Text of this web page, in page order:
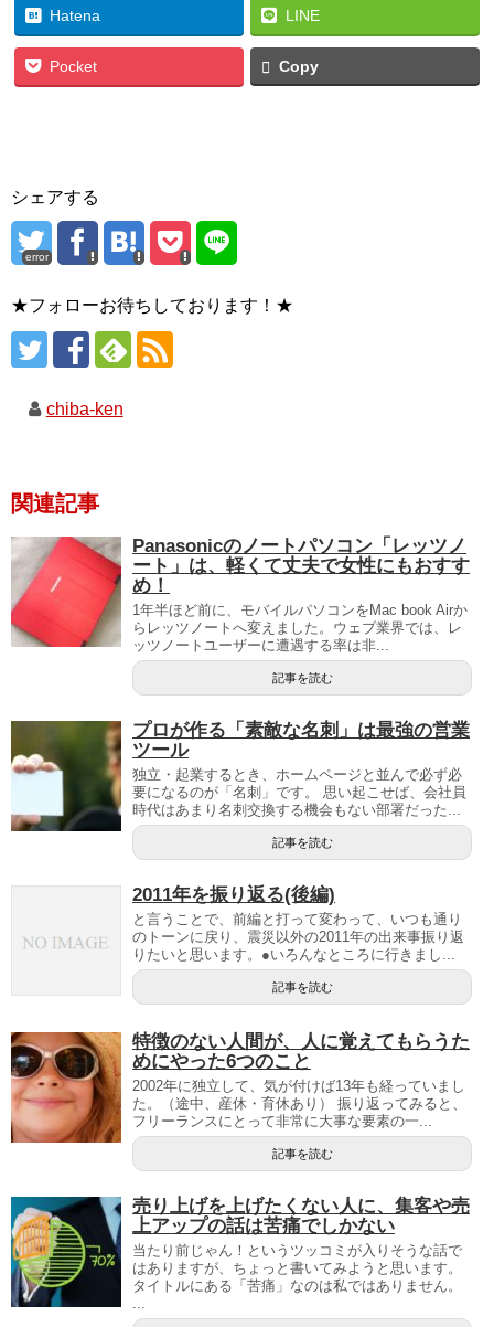
Hatena LINE
Pocket Copy
シェアする
error
★フォローお待ちしております！★
chiba-ken
関連記事
Panasonicのノートパソコン「レッツノ
ート」は、軽くて丈夫で女性にもおすす
め！
1年半ほど前に、モバイルパソコンをMac book Airか
らレッツノートへ変えました。ウェブ業界では、レ
ッツノートユーザーに遭遇する率は非...
記事を読む
プロが作る「素敵な名刺」は最強の営業
ツール
独立・起業するとき、ホームページと並んで必ず必
要になるのが「名刺」です。 思い起こせば、会社員
時代はあまり名刺交換する機会もない部署だった...
記事を読む
2011年を振り返る(後編)
と言うことで、前編と打って変わって、いつも通り
のトーンに戻り、震災以外の2011年の出来事振り返
りたいと思います。●いろんなところに行きまし...
記事を読む
特徴のない人間が、人に覚えてもらうた
めにやった6つのこと
2002年に独立して、気が付けば13年も経っていまし
た。（途中、産休・育休あり） 振り返ってみると、
フリーランスにとって非常に大事な要素の一...
記事を読む
売り上げを上げたくない人に、集客や売
上アップの話は苦痛でしかない
当たり前じゃん！というツッコミが入りそうな話で
はありますが、ちょっと書いてみようと思います。
タイトルにある「苦痛」なのは私ではありません。